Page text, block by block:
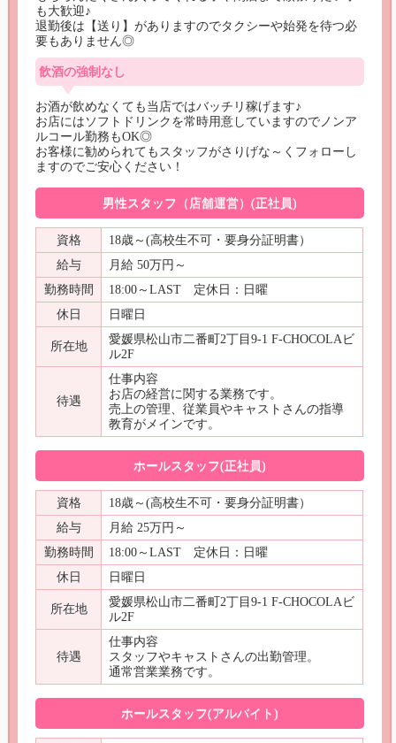
も大歓迎♪
退勤後は【送り】がありますのでタクシーや始発を待つ必
要もありません◎
飲酒の強制なし
お酒が飲めなくても当店ではバッチリ稼げます♪
お店にはソフトドリンクを常時用意していますのでノンア
ルコール勤務もOK◎
お客様に勧められてもスタッフがさりげな～くフォローし
ますのでご安心ください！
男性スタッフ（店舗運営）(正社員)
資格
18歳～(高校生不可・要身分証明書）
給与
月給 50万円～
勤務時間
18:00～LAST 定休日：日曜
休日
日曜日
所在地
愛媛県松山市二番町2丁目9-1 F-CHOCOLAビ
ル2F
待遇
仕事内容
お店の経営に関する業務です。
売上の管理、従業員やキャストさんの指導
教育がメインです。
ホールスタッフ(正社員)
資格
18歳～(高校生不可・要身分証明書）
給与
月給 25万円～
勤務時間
18:00～LAST 定休日：日曜
休日
日曜日
所在地
愛媛県松山市二番町2丁目9-1 F-CHOCOLAビ
ル2F
待遇
仕事内容
スタッフやキャストさんの出勤管理。
通常営業業務です。
ホールスタッフ(アルバイト)